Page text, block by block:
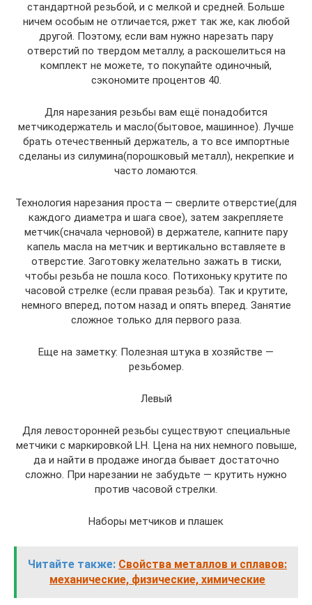
стандартной резьбой, и с мелкой и средней. Больше
ничем особым не отличается, ржет так же, как любой
другой. Поэтому, если вам нужно нарезать пару
отверстий по твердом металлу, а раскошелиться на
комплект не можете, то покупайте одиночный,
сэкономите процентов 40.
Для нарезания резьбы вам ещё понадобится
метчикодержатель и масло(бытовое, машинное). Лучше
брать отечественный держатель, а то все импортные
сделаны из силумина(порошковый металл), некрепкие и
часто ломаются.
Технология нарезания проста — сверлите отверстие(для
каждого диаметра и шага свое), затем закрепляете
метчик(сначала черновой) в держателе, капните пару
капель масла на метчик и вертикально вставляете в
отверстие. Заготовку желательно зажать в тиски,
чтобы резьба не пошла косо. Потихоньку крутите по
часовой стрелке (если правая резьба). Так и крутите,
немного вперед, потом назад и опять вперед. Занятие
сложное только для первого раза.
Еще на заметку: Полезная штука в хозяйстве —
резьбомер.
Левый
Для левосторонней резьбы существуют специальные
метчики с маркировкой LH. Цена на них немного повыше,
да и найти в продаже иногда бывает достаточно
сложно. При нарезании не забудьте — крутить нужно
против часовой стрелки.
Наборы метчиков и плашек
Читайте также: Свойства металлов и сплавов:
механические, физические, химические